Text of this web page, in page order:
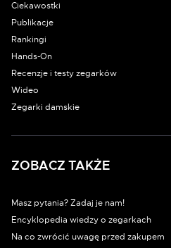
Ciekawostki
Publikacje
Rankingi
Hands-On
Recenzje i testy zegarków
Wideo
Zegarki damskie
ZOBACZ TAKŻE
Masz pytania? Zadaj je nam!
Encyklopedia wiedzy o zegarkach
Na co zwrócić uwagę przed zakupem